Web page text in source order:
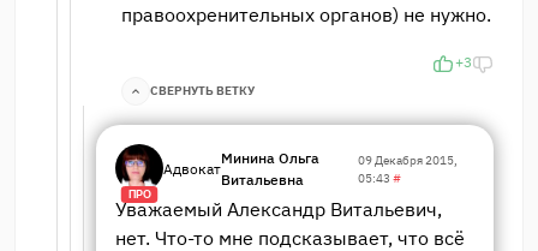
правоохренительных органов) не нужно.
+3
СВЕРНУТЬ ВЕТКУ
ПРО
Адвокат
Минина Ольга
Витальевна
09 Декабря 2015,
05:43 #
Уважаемый Александр Витальевич,
нет. Что-то мне подсказывает, что всё